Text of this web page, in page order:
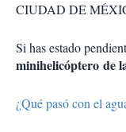
CIUDAD DE
Si has estado
minihelicóptero de
¿Qué pasó con el